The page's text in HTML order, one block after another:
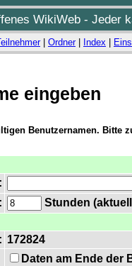
WikiWeb - Jeder
| Ordner| Index
eingeben
Benutzernamen. Bitte
Stunden
172824
Daten am Ende der